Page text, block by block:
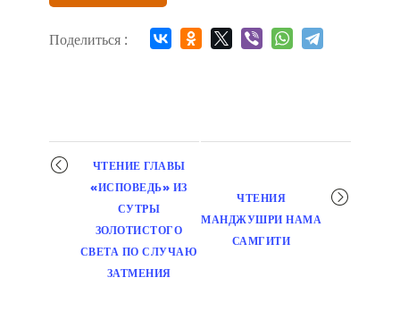
Поделиться :
Мероприятие
навигация
ЧТЕНИЕ ГЛАВЫ
«ИСПОВЕДЬ» ИЗ
СУТРЫ
ЗОЛОТИСТОГО
СВЕТА ПО СЛУЧАЮ
ЗАТМЕНИЯ
ЧТЕНИЯ
МАНДЖУШРИ НАМА
САМГИТИ